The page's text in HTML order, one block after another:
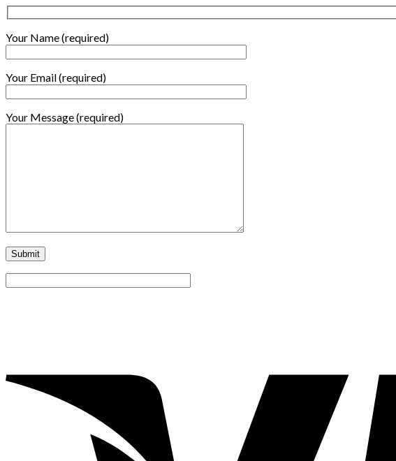
Your Name (required)
Your Email (required)
Your Message (required)